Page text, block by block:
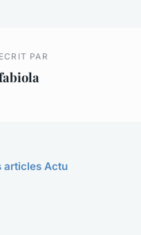
ECRIT PAR
articles Actu